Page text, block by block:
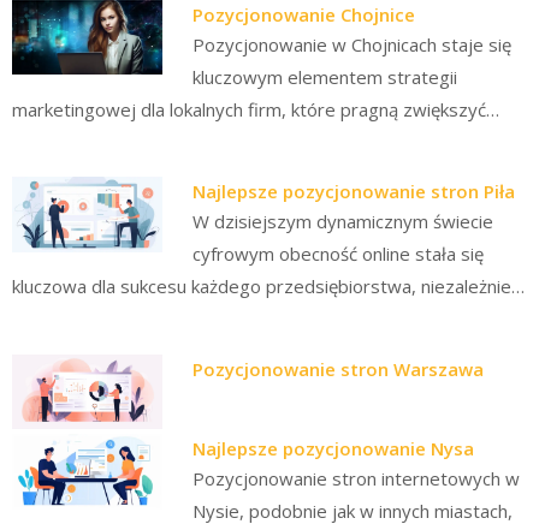
Pozycjonowanie Chojnice
Pozycjonowanie w Chojnicach staje się
kluczowym elementem strategii
marketingowej dla lokalnych firm, które pragną zwiększyć…
Najlepsze pozycjonowanie stron Piła
W dzisiejszym dynamicznym świecie
cyfrowym obecność online stała się
kluczowa dla sukcesu każdego przedsiębiorstwa, niezależnie…
Pozycjonowanie stron Warszawa
Najlepsze pozycjonowanie Nysa
Pozycjonowanie stron internetowych w
Nysie, podobnie jak w innych miastach,